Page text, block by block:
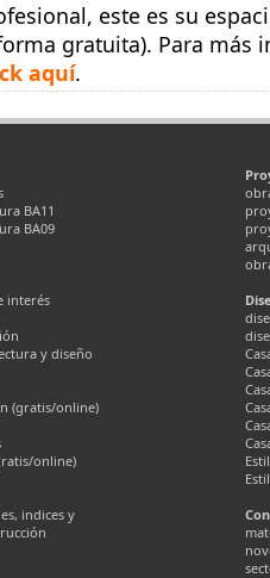
este es su
gratuita). Para más
aquí.
BA11
BA09
interés
y diseño
(gratis/online)
online)
indices y